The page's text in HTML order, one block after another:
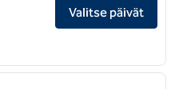
Francisco Airport North -hotellin
Valitse päivät